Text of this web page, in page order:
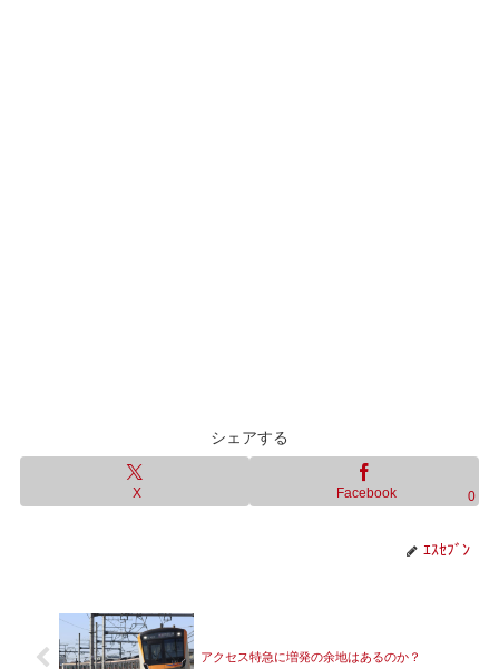
シェアする
X Facebook 0
ｴｽｾﾌﾞﾝ
アクセス特急に増発の余地はあるのか？